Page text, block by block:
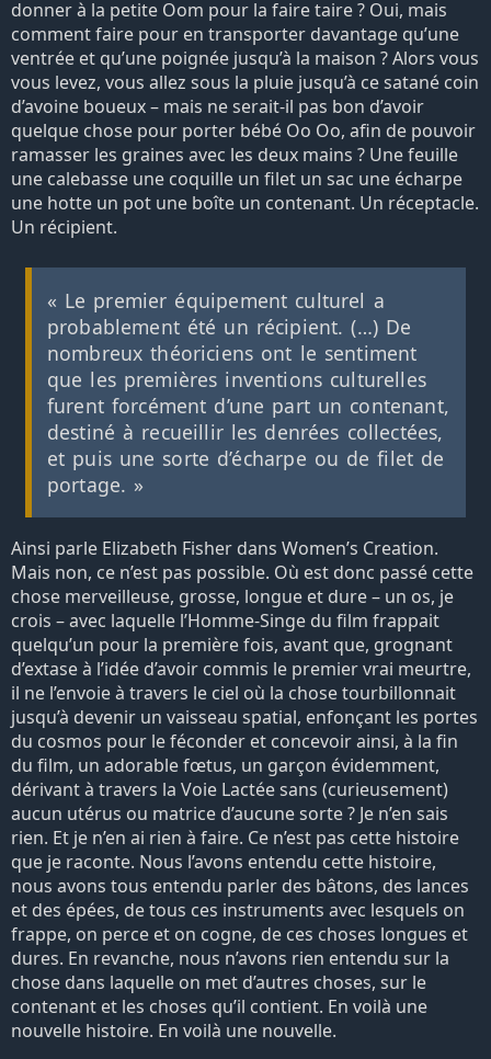
donner à la petite Oom pour la faire taire ? Oui, mais
comment faire pour en transporter davantage qu’une
ventrée et qu’une poignée jusqu’à la maison ? Alors vous
vous levez, vous allez sous la pluie jusqu’à ce satané coin
d’avoine boueux – mais ne serait-il pas bon d’avoir
quelque chose pour porter bébé Oo Oo, afin de pouvoir
ramasser les graines avec les deux mains ? Une feuille
une calebasse une coquille un filet un sac une écharpe
une hotte un pot une boîte un contenant. Un réceptacle.
Un récipient.
« Le premier équipement culturel a
probablement été un récipient. (…) De
nombreux théoriciens ont le sentiment
que les premières inventions culturelles
furent forcément d’une part un contenant,
destiné à recueillir les denrées collectées,
et puis une sorte d’écharpe ou de filet de
portage. »
Ainsi parle Elizabeth Fisher dans Women’s Creation.
Mais non, ce n’est pas possible. Où est donc passé cette
chose merveilleuse, grosse, longue et dure – un os, je
crois – avec laquelle l’Homme-Singe du film frappait
quelqu’un pour la première fois, avant que, grognant
d’extase à l’idée d’avoir commis le premier vrai meurtre,
il ne l’envoie à travers le ciel où la chose tourbillonnait
jusqu’à devenir un vaisseau spatial, enfonçant les portes
du cosmos pour le féconder et concevoir ainsi, à la fin
du film, un adorable fœtus, un garçon évidemment,
dérivant à travers la Voie Lactée sans (curieusement)
aucun utérus ou matrice d’aucune sorte ? Je n’en sais
rien. Et je n’en ai rien à faire. Ce n’est pas cette histoire
que je raconte. Nous l’avons entendu cette histoire,
nous avons tous entendu parler des bâtons, des lances
et des épées, de tous ces instruments avec lesquels on
frappe, on perce et on cogne, de ces choses longues et
dures. En revanche, nous n’avons rien entendu sur la
chose dans laquelle on met d’autres choses, sur le
contenant et les choses qu’il contient. En voilà une
nouvelle histoire. En voilà une nouvelle.